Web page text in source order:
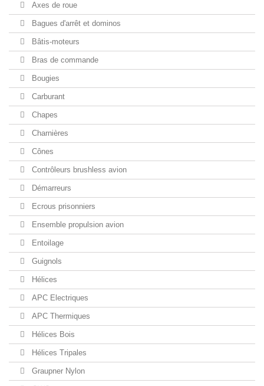
Axes de roue
Bagues d'arrêt et dominos
Bâtis-moteurs
Bras de commande
Bougies
Carburant
Chapes
Charnières
Cônes
Contrôleurs brushless avion
Démarreurs
Ecrous prisonniers
Ensemble propulsion avion
Entoilage
Guignols
Hélices
APC Electriques
APC Thermiques
Hélices Bois
Hélices Tripales
Graupner Nylon